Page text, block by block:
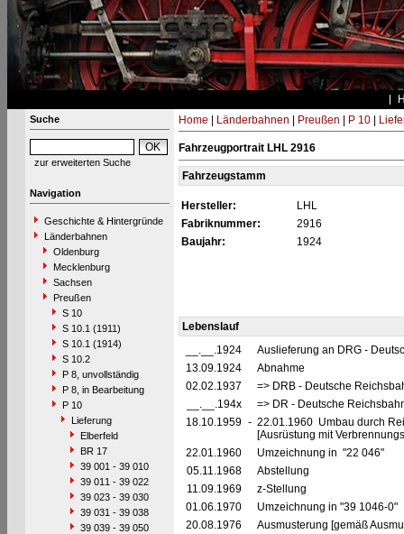
Suche
zur erweiterten Suche
Navigation
Geschichte & Hintergründe
Länderbahnen
Oldenburg
Mecklenburg
Sachsen
Preußen
S 10
S 10.1 (1911)
S 10.1 (1914)
S 10.2
P 8, unvollständig
P 8, in Bearbeitung
P 10
Lieferung
Elberfeld
BR 17
39 001 - 39 010
39 011 - 39 022
39 023 - 39 030
39 031 - 39 038
39 039 - 39 050
Home Länderbahnen Preußen P 10|
Fahrzeugportrait LHL 2916
Fahrzeugstamm
Hersteller:
LHL
Fabriknummer:
2916
Baujahr:
1924
Lebenslauf
__.__.1924
Auslieferung an DRG -
13.09.1924
Abnahme
02.02.1937
=> DRB - Deutsche
__.__.194x
=> DR - Deutsche
18.10.1959 - 22.01.1960 Umbau durch
[Ausrüstung mit
22.01.1960
Umzeichnung in "22 046"
05.11.1968
Abstellung
11.09.1969
z-Stellung
01.06.1970
Umzeichnung in "39 1046-0"
20.08.1976
Ausmusterung [gemäß